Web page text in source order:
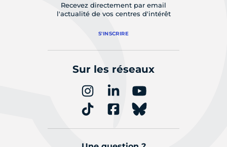
Recevez directement par email
l'actualité de vos centres d'intérêt
S'INSCRIRE
Sur les réseaux